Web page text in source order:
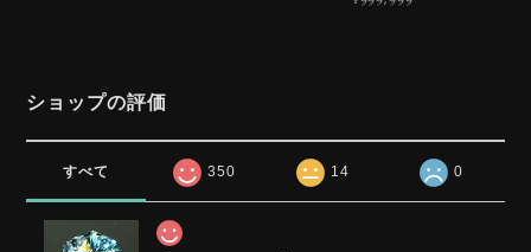
ショップの評価
すべて 350 14 0